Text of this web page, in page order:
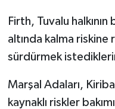
Firth, Tuvalu
altında kalma
sürdürmek
Marşal Adaları,
kaynaklı riskler